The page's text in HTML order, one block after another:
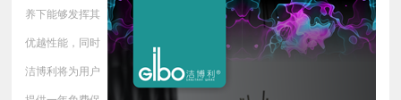
养下能够发挥其
优越性能，同时
洁博利将为用户